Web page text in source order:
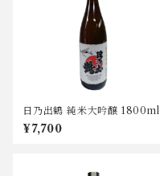
日乃出鶴 純米大吟醸 1800ml
¥7,700